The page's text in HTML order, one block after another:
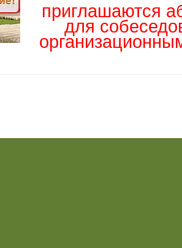
приглашаются
для